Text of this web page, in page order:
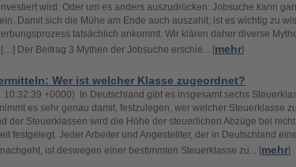
wird. Oder um es anders auszudrücken: Jobsuche kann
Damit sich die Mühe am Ende auch auszahlt, ist es wichtig zu
tatsächlich ankommt. Wir klären daher diverse
Der Beitrag 3 Mythen der Jobsuche erschie... [mehr]
Wer ist welcher Klasse zugeordnet?
10:32:39 +0000) In Deutschland gibt es insgesamt sechs
es sehr genau damit, festzulegen, wer welcher Steuerklasse
der Steuerklassen wird die Höhe der steuerlichen Abzüge bei nicht
festgelegt. Jeder Arbeiter und Angestellter, der in Deutschland
ist deswegen einer bestimmten Steuerklasse zu... [mehr]